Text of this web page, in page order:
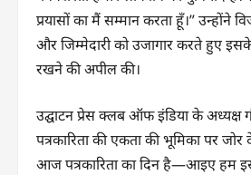
प्रयासों का मैं सम्मान करता हूँ।” उन्होंने
और जिम्मेदारी को उजागार करते हुए
रखने की अपील की।
उद्घाटन प्रेस क्लब ऑफ इंडिया के अध्यक्ष
पत्रकारिता की एकता की भूमिका पर जोर
आज पत्रकारिता का दिन है—आइए हम